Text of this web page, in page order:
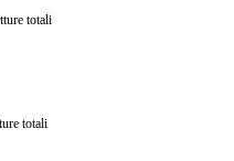
totali
totali